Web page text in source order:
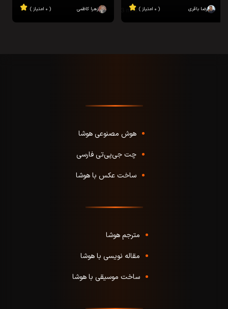
رضا باقری ( ۰ امتیاز ) زهرا کاظمی ( ۰ امتیاز )
هوش مصنوعی هوشا
چت جی‌پی‌تی فارسی
ساخت عکس با هوشا
مترجم هوشا
مقاله نویسی با هوشا
ساخت موسیقی با هوشا